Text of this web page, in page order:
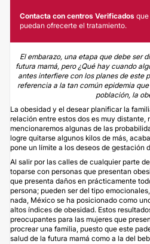
Contacta con centros Verificados que
puedan ofrecerte el tratamiento.
El embarazo, una etapa que debe ser
futura mamá, pero ¿Qué hay cuando
antes interfiere con los planes de este
referencia a la tan común epidemia
población, la
La obesidad y el desear planificar la
relación entre estos dos es muy distante,
mencionaremos algunas de las
logre quitarse algunos kilos de más,
pone un límite a los deseos de gestación
Al salir por las calles de cualquier parte
toparse con personas que presentan
que presenta daños en prácticamente
persona; pueden ser del tipo
nada, México se ha posicionado como
altos índices de obesidad. Estos
preocupantes para las mujeres que
procrear una familia, puesto que este
salud de la futura mamá como a la del